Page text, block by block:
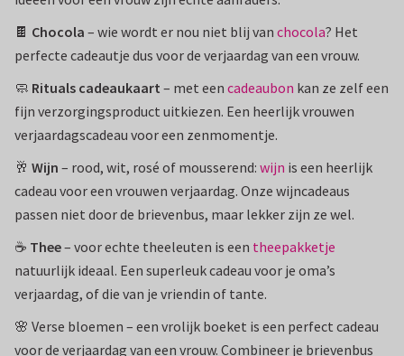
🍫 Chocola – wie wordt er nou niet blij van chocola? Het
perfecte cadeautje dus voor de verjaardag van een vrouw.
🧼 Rituals cadeaukaart – met een cadeaubon kan ze zelf een
fijn verzorgingsproduct uitkiezen. Een heerlijk vrouwen
verjaardagscadeau voor een zenmomentje.
🥂 Wijn – rood, wit, rosé of mousserend: wijn is een heerlijk
cadeau voor een vrouwen verjaardag. Onze wijncadeaus
passen niet door de brievenbus, maar lekker zijn ze wel.
☕️ Thee– voor echte theeleuten is een theepakketje
natuurlijk ideaal. Een superleuk cadeau voor je oma’s
verjaardag, of die van je vriendin of tante.
🌸 Verse bloemen – een vrolijk boeket is een perfect cadeau
voor de verjaardag van een vrouw. Combineer je brievenbus